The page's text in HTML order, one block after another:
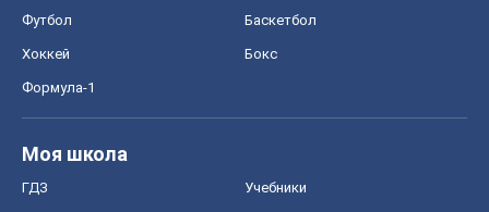
Футбол Баскетбол
Хоккей Бокс
Формула-1
Моя школа
ГДЗ Учебники